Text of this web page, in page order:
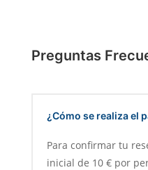
Preguntas
¿Cómo se realiza el
Para confirmar tu
inicial de 10 € por